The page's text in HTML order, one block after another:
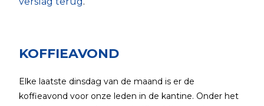
KOFFIEAVOND
Elke laatste dinsdag van de maand is er de
koffieavond voor onze leden in de kantine. Onder het